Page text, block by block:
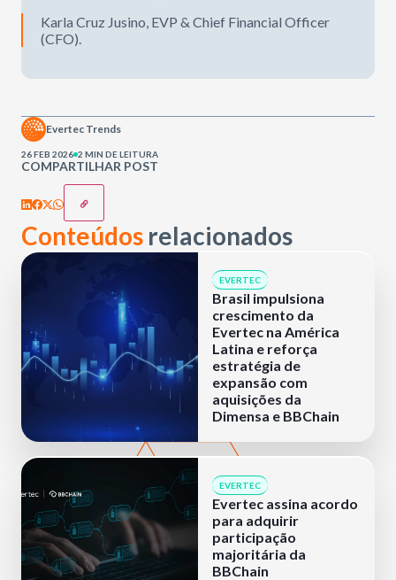
Karla Cruz Jusino, EVP & Chief Financial Officer
(CFO).
COMPARTILHAR POST
Evertec Trends
26 FEB 2026 2 MIN DE LEITURA
Conteúdos relacionados
EVERTEC
Brasil impulsiona
crescimento da
Evertec na América
Latina e reforça
estratégia de
expansão com
aquisições da
Dimensa e BBChain
EVERTEC
Evertec assina acordo
para adquirir
participação
majoritária da
BBChain